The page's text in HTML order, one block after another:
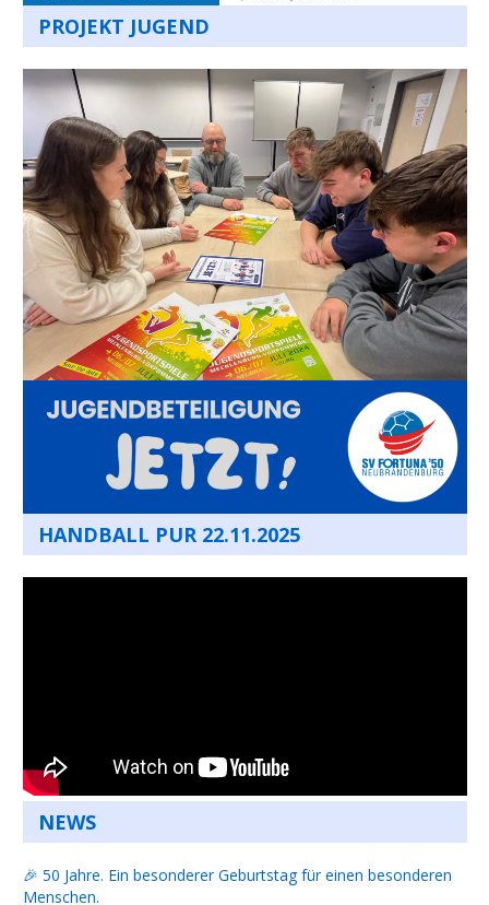
PROJEKT JUGEND
HANDBALL PUR 22.11.2025
NEWS
🎉 50 Jahre. Ein besonderer Geburtstag für einen besonderen
Menschen.